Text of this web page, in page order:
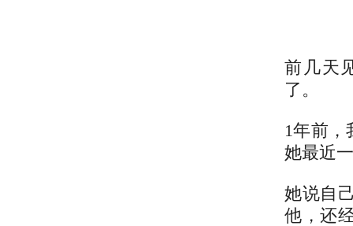
前几天
了。
1年前，
她最近
她说自
他，还